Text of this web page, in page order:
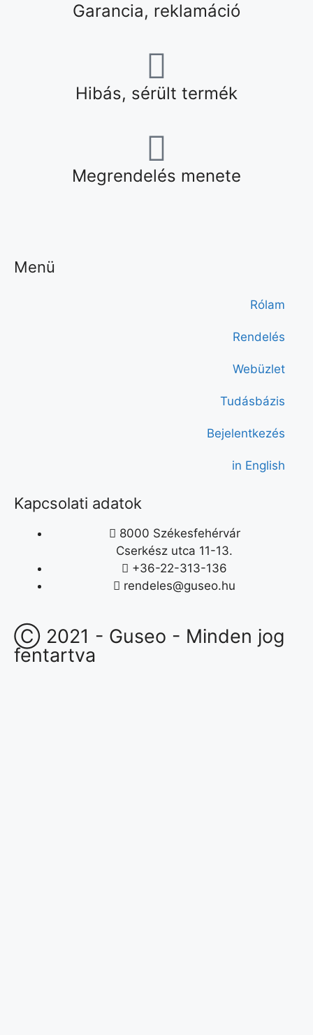
Garancia, reklamáció
Hibás, sérült termék
Megrendelés menete
Menü
Rólam
Rendelés
Webüzlet
Tudásbázis
Bejelentkezés
in English
Kapcsolati adatok
8000 Székesfehérvár
Cserkész utca 11-13.
+36-22-313-136
rendeles@guseo.hu
Ⓒ 2021 - Guseo - Minden jog
fentartva